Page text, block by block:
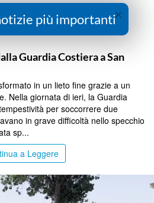
a Leggere
Guardia Costiera a San
in un lieto fine grazie a un
Nella giornata di ieri, la Guardia
per soccorrere due
in grave difficoltà nello specchio
sp...
a Leggere
×
più importanti